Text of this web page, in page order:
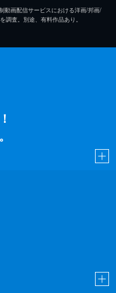
動画配信サービスにおける洋画/邦画/
調査。別途、有料作品あり。